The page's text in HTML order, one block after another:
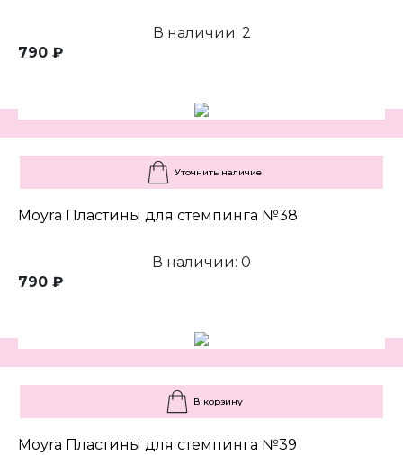
В наличии: 2
790 ₽
Уточнить наличие
Moyra Пластины для стемпинга №38
В наличии: 0
790 ₽
В корзину
Moyra Пластины для стемпинга №39